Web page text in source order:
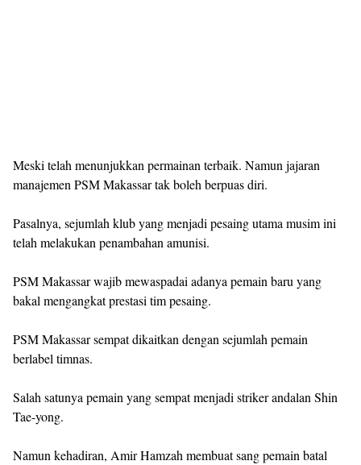
Meski telah menunjukkan permainan terbaik. Namun jajaran
manajemen PSM Makassar tak boleh berpuas diri.
Pasalnya, sejumlah klub yang menjadi pesaing utama musim ini
telah melakukan penambahan amunisi.
PSM Makassar wajib mewaspadai adanya pemain baru yang
bakal mengangkat prestasi tim pesaing.
PSM Makassar sempat dikaitkan dengan sejumlah pemain
berlabel timnas.
Salah satunya pemain yang sempat menjadi striker andalan Shin
Tae-yong.
Namun kehadiran, Amir Hamzah membuat sang pemain batal